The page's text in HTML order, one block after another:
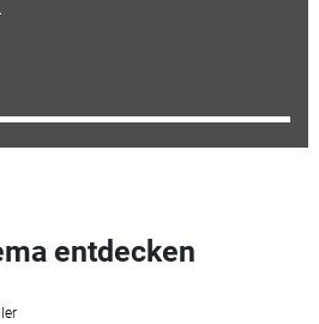
entdecken